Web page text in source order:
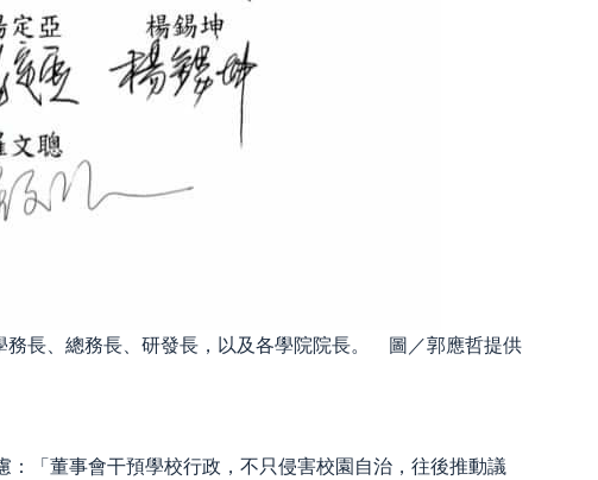
務長、總務長、研發長，以及各學院院長。 圖／郭應哲提供
「董事會干預學校行政，不只侵害校園自治，往後推動議